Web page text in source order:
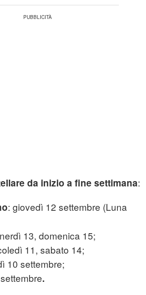
da inizio a fine settimana:
: giovedì 12 settembre (Luna
13, domenica 15;
11, sabato 14;
settembre;
.